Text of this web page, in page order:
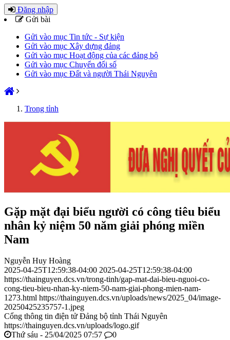
Đăng nhập
Gửi bài
Gửi vào mục Tin tức - Sự kiện
Gửi vào mục Xây dựng đảng
Gửi vào mục Hoạt động của các đảng bộ
Gửi vào mục Chuyển đổi số
Gửi vào mục Đất và người Thái Nguyên
Trong tỉnh
Gặp mặt đại biểu người có công tiêu biểu
nhân kỷ niệm 50 năm giải phóng miền
Nam
Nguyễn Huy Hoàng
2025-04-25T12:59:38-04:00 2025-04-25T12:59:38-04:00
https://thainguyen.dcs.vn/trong-tinh/gap-mat-dai-bieu-nguoi-co-
cong-tieu-bieu-nhan-ky-niem-50-nam-giai-phong-mien-nam-
1273.html https://thainguyen.dcs.vn/uploads/news/2025_04/image-
20250425235757-1.jpeg
Cổng thông tin điện tử Đảng bộ tỉnh Thái Nguyên
https://thainguyen.dcs.vn/uploads/logo.gif
Thứ sáu - 25/04/2025 07:57
0